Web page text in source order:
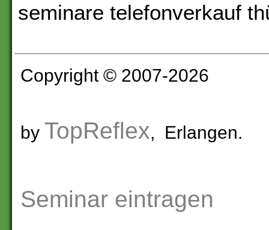
seminare telefonverkauf
Copyright © 2007-2026
by TopReflex, Erlangen.
Seminar eintragen